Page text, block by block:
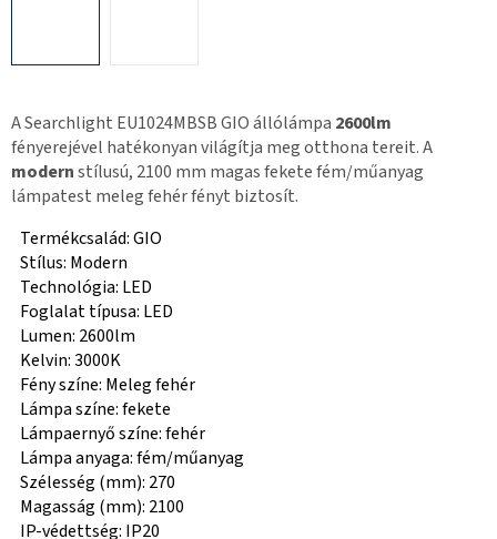
A Searchlight EU1024MBSB GIO állólámpa 2600lm
fényerejével hatékonyan világítja meg otthona tereit. A
modernstílusú, 2100 mm magas fekete fém/műanyag
lámpatest meleg fehér fényt biztosít.
Termékcsalád: GIO
Stílus: Modern
Technológia: LED
Foglalat típusa: LED
Lumen: 2600lm
Kelvin: 3000K
Fény színe: Meleg fehér
Lámpa színe: fekete
Lámpaernyő színe: fehér
Lámpa anyaga: fém/műanyag
Szélesség (mm): 270
Magasság (mm): 2100
IP-védettség: IP20